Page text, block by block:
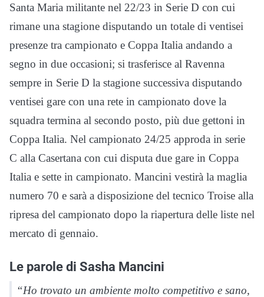
Santa Maria militante nel 22/23 in Serie D con cui
rimane una stagione disputando un totale di ventisei
presenze tra campionato e Coppa Italia andando a
segno in due occasioni; si trasferisce al Ravenna
sempre in Serie D la stagione successiva disputando
ventisei gare con una rete in campionato dove la
squadra termina al secondo posto, più due gettoni in
Coppa Italia. Nel campionato 24/25 approda in serie
C alla Casertana con cui disputa due gare in Coppa
Italia e sette in campionato. Mancini vestirà la maglia
numero 70 e sarà a disposizione del tecnico Troise alla
ripresa del campionato dopo la riapertura delle liste nel
mercato di gennaio.
Le parole di Sasha Mancini
“Ho trovato un ambiente molto competitivo e sano,